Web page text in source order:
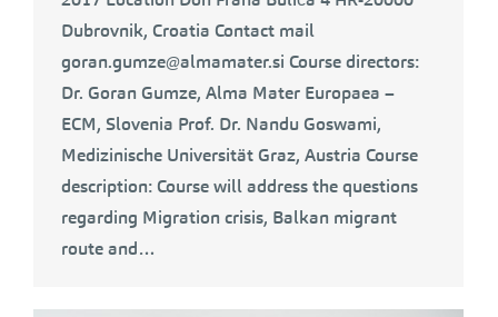
Dubrovnik, Croatia Contact mail
goran.gumze@almamater.si Course directors:
Dr. Goran Gumze, Alma Mater Europaea –
ECM, Slovenia Prof. Dr. Nandu Goswami,
Medizinische Universität Graz, Austria Course
description: Course will address the questions
regarding Migration crisis, Balkan migrant
route and…